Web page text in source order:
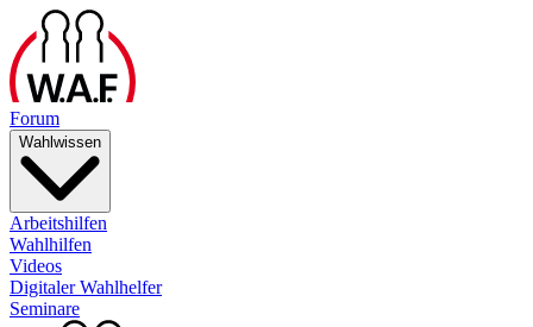
Forum
Wahlwissen
Arbeitshilfen
Wahlhilfen
Videos
Digitaler Wahlhelfer
Seminare